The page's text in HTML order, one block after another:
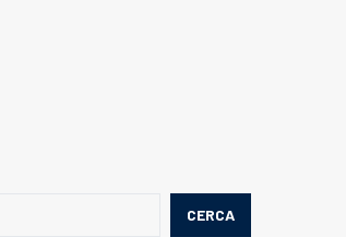
CERCA